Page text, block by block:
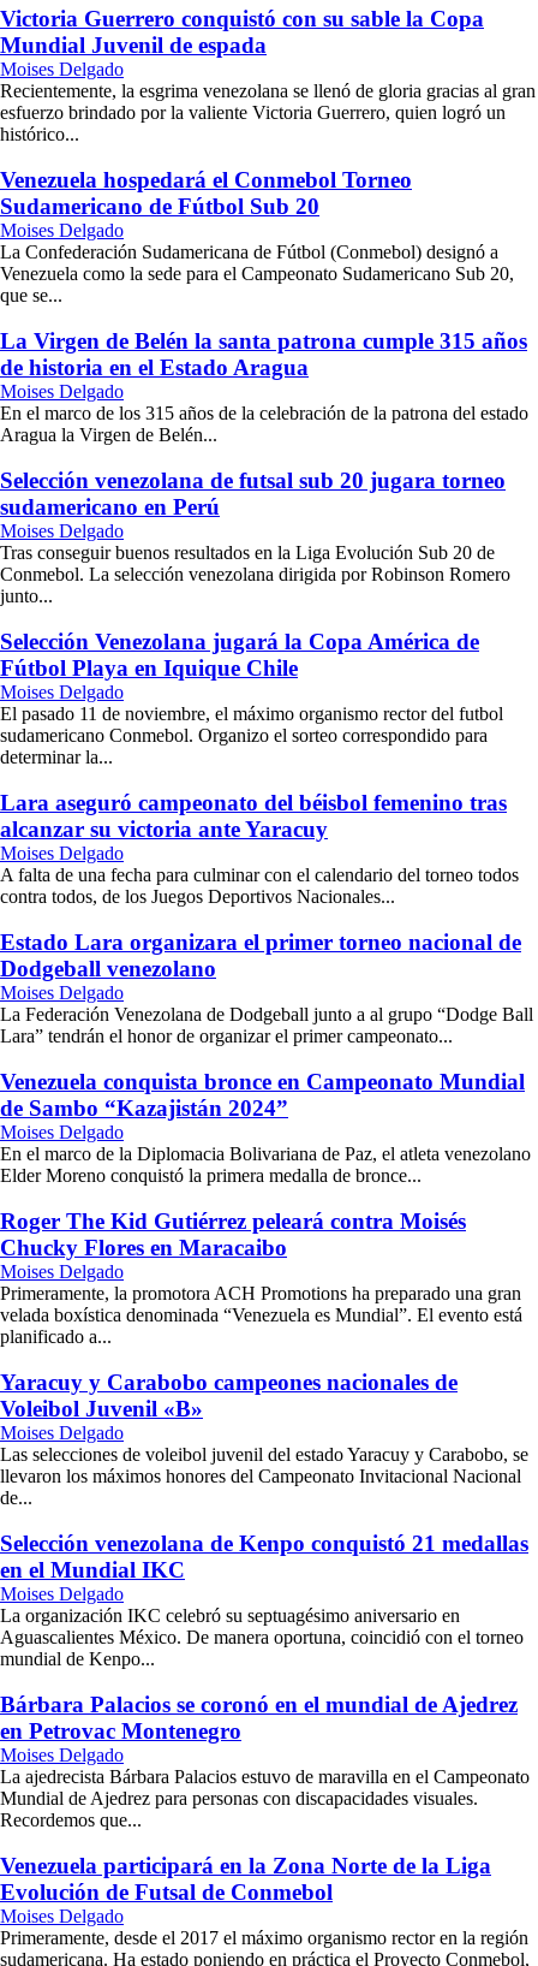
Victoria Guerrero conquistó con su sable la Copa
Mundial Juvenil de espada
Moises Delgado
Recientemente, la esgrima venezolana se llenó de gloria gracias al gran
esfuerzo brindado por la valiente Victoria Guerrero, quien logró un
histórico...
Venezuela hospedará el Conmebol Torneo
Sudamericano de Fútbol Sub 20
Moises Delgado
La Confederación Sudamericana de Fútbol (Conmebol) designó a
Venezuela como la sede para el Campeonato Sudamericano Sub 20,
que se...
La Virgen de Belén la santa patrona cumple 315 años
de historia en el Estado Aragua
Moises Delgado
En el marco de los 315 años de la celebración de la patrona del estado
Aragua la Virgen de Belén...
Selección venezolana de futsal sub 20 jugara torneo
sudamericano en Perú
Moises Delgado
Tras conseguir buenos resultados en la Liga Evolución Sub 20 de
Conmebol. La selección venezolana dirigida por Robinson Romero
junto...
Selección Venezolana jugará la Copa América de
Fútbol Playa en Iquique Chile
Moises Delgado
El pasado 11 de noviembre, el máximo organismo rector del futbol
sudamericano Conmebol. Organizo el sorteo correspondido para
determinar la...
Lara aseguró campeonato del béisbol femenino tras
alcanzar su victoria ante Yaracuy
Moises Delgado
A falta de una fecha para culminar con el calendario del torneo todos
contra todos, de los Juegos Deportivos Nacionales...
Estado Lara organizara el primer torneo nacional de
Dodgeball venezolano
Moises Delgado
La Federación Venezolana de Dodgeball junto a al grupo “Dodge Ball
Lara” tendrán el honor de organizar el primer campeonato...
Venezuela conquista bronce en Campeonato Mundial
de Sambo “Kazajistán 2024”
Moises Delgado
En el marco de la Diplomacia Bolivariana de Paz, el atleta venezolano
Elder Moreno conquistó la primera medalla de bronce...
Roger The Kid Gutiérrez peleará contra Moisés
Chucky Flores en Maracaibo
Moises Delgado
Primeramente, la promotora ACH Promotions ha preparado una gran
velada boxística denominada “Venezuela es Mundial”. El evento está
planificado a...
Yaracuy y Carabobo campeones nacionales de
Voleibol Juvenil «B»
Moises Delgado
Las selecciones de voleibol juvenil del estado Yaracuy y Carabobo, se
llevaron los máximos honores del Campeonato Invitacional Nacional
de...
Selección venezolana de Kenpo conquistó 21 medallas
en el Mundial IKC
Moises Delgado
La organización IKC celebró su septuagésimo aniversario en
Aguascalientes México. De manera oportuna, coincidió con el torneo
mundial de Kenpo...
Bárbara Palacios se coronó en el mundial de Ajedrez
en Petrovac Montenegro
Moises Delgado
La ajedrecista Bárbara Palacios estuvo de maravilla en el Campeonato
Mundial de Ajedrez para personas con discapacidades visuales.
Recordemos que...
Venezuela participará en la Zona Norte de la Liga
Evolución de Futsal de Conmebol
Moises Delgado
Primeramente, desde el 2017 el máximo organismo rector en la región
sudamericana. Ha estado poniendo en práctica el Proyecto Conmebol,